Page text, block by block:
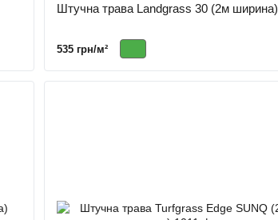
Штучна трава Landgrass 30 (2м ширина)
535 грн/м²